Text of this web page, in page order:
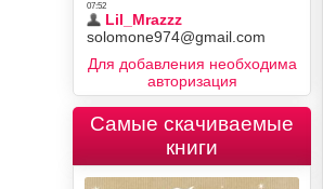
Для добавления необходима
авторизация
Самые скачиваемые
книги